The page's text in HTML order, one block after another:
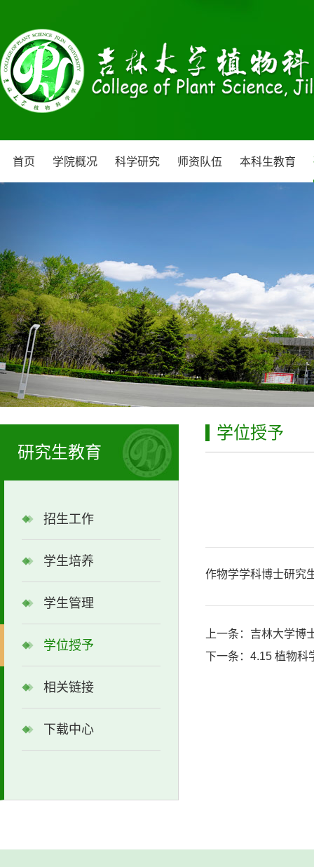
首页 学院概况 科学研究 师资队伍 本科生教育
研究生教育
招生工作
学生培养
学生管理
学位授予
相关链接
下载中心
学位授予
作物学学科博士研究
上一条： 吉林大学博
下一条： 4.15 植物科